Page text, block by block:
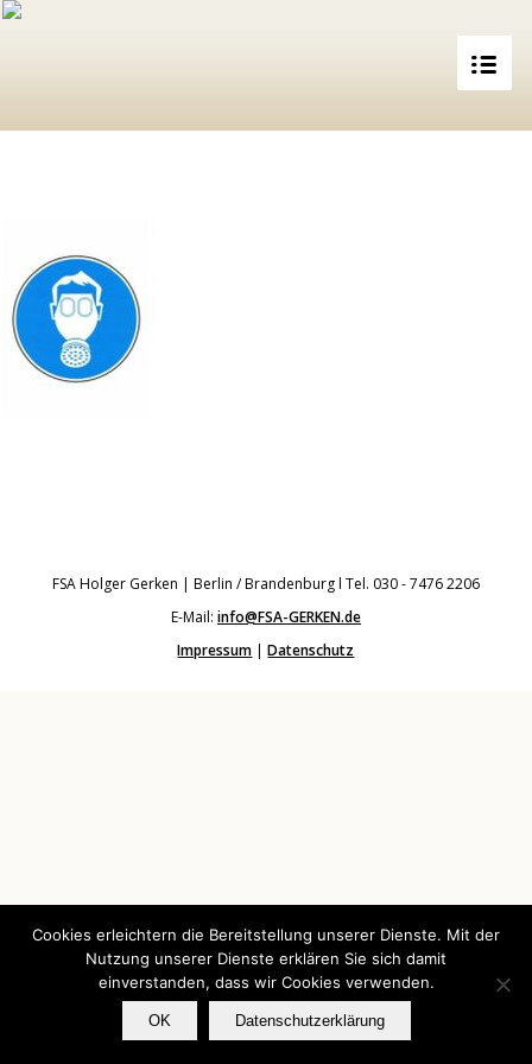
FSA Holger Gerken | Berlin / Brandenburg l Tel. 030 - 7476 2206
E-Mail: info@FSA-GERKEN.de
Impressum |Datenschutz
Cookies erleichtern die Bereitstellung unserer Dienste. Mit der
Nutzung unserer Dienste erklären Sie sich damit
einverstanden, dass wir Cookies verwenden.
OK Datenschutzerklärung